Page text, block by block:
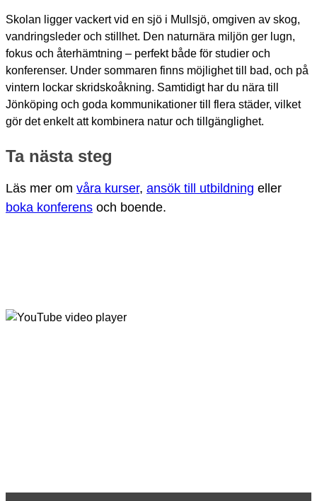
Skolan ligger vackert vid en sjö i Mullsjö, omgiven av skog,
vandringsleder och stillhet. Den naturnära miljön ger lugn,
fokus och återhämtning – perfekt både för studier och
konferenser. Under sommaren finns möjlighet till bad, och på
vintern lockar skridskoåkning. Samtidigt har du nära till
Jönköping och goda kommunikationer till flera städer, vilket
gör det enkelt att kombinera natur och tillgänglighet.
Ta nästa steg
Läs mer om våra kurser, ansök till utbildning eller
boka konferens och boende.